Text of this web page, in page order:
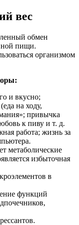
вес
обмен
пищи.
организмом
и вкусно;
на ходу,
привычка
к пиву и т. д.
работа; жизнь за
метаболические
избыточная
в
функций